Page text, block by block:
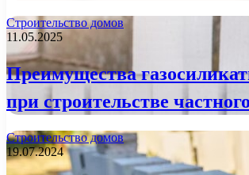
Строительство домов
11.05.2025
Преимущества
при строительстве
Строительство домов
19.07.2024